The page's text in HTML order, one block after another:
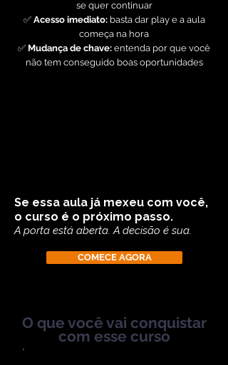
se quer continuar
✅ Acesso imediato: basta dar play e a aula
começa na hora
✅ Mudança de chave: entenda por que você
não tem conseguido boas oportunidades
Se essa aula já mexeu com você,
o curso é o próximo passo.
A porta está aberta. A decisão é sua.
COMECE AGORA
O que você vai conquistar
com esse curso